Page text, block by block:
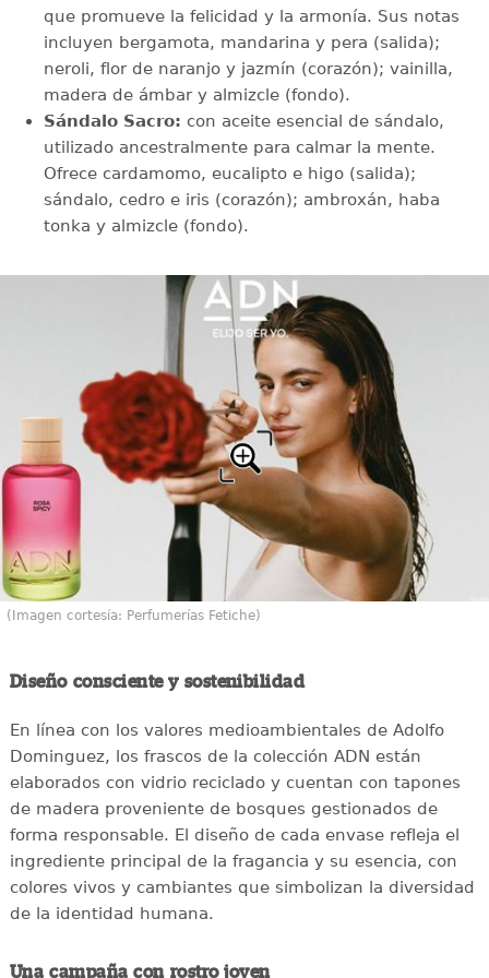
que promueve la felicidad y la armonía. Sus notas
incluyen bergamota, mandarina y pera (salida);
neroli, flor de naranjo y jazmín (corazón); vainilla,
madera de ámbar y almizcle (fondo).
Sándalo Sacro: con aceite esencial de sándalo,
utilizado ancestralmente para calmar la mente.
Ofrece cardamomo, eucalipto e higo (salida);
sándalo, cedro e iris (corazón); ambroxán, haba
tonka y almizcle (fondo).
(Imagen cortesía: Perfumerías Fetiche)
Diseño consciente y sostenibilidad
En línea con los valores medioambientales de Adolfo
Dominguez, los frascos de la colección ADN están
elaborados con vidrio reciclado y cuentan con tapones
de madera proveniente de bosques gestionados de
forma responsable. El diseño de cada envase refleja el
ingrediente principal de la fragancia y su esencia, con
colores vivos y cambiantes que simbolizan la diversidad
de la identidad humana.
Una campaña con rostro joven